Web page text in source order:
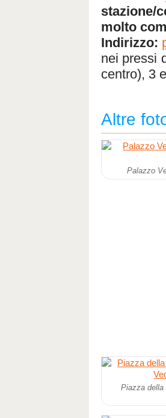
stazione/
molto
Indirizzo:
nei pressi
centro), 3
Altre
Palazzo
Piazza della